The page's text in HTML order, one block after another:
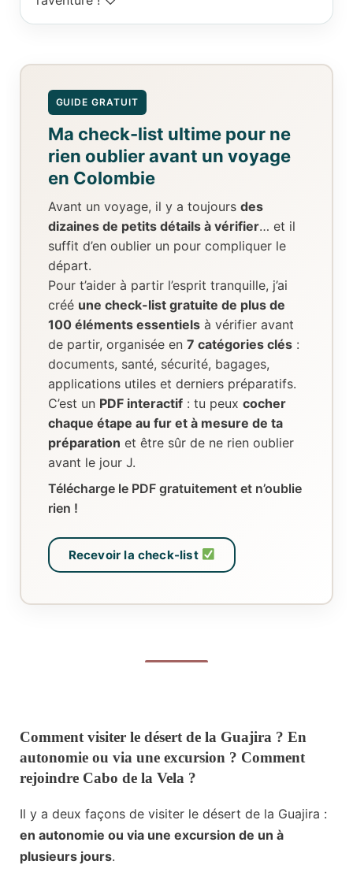
GUIDE GRATUIT
Ma check-list ultime pour ne
rien oublier avant un voyage
en Colombie
Avant un voyage, il y a toujours des
dizaines de petits détails à vérifier… et il
suffit d’en oublier un pour compliquer le
départ.
Pour t’aider à partir l’esprit tranquille, j’ai
créé une check-list gratuite de plus de
100 éléments essentielsà vérifier avant
de partir, organisée en 7 catégories clés:
documents, santé, sécurité, bagages,
applications utiles et derniers préparatifs.
C’est un PDF interactif: tu peux cocher
chaque étape au fur et à mesure de ta
préparation et être sûr de ne rien oublier
avant le jour J.
Télécharge le PDF gratuitement et n’oublie
rien !
Recevoir la check-list
Comment visiter le désert de la Guajira ? En
autonomie ou via une excursion ? Comment
rejoindre Cabo de la Vela ?
Il y a deux façons de visiter le désert de la Guajira :
en autonomie ou via une excursion de un à
plusieurs jours.